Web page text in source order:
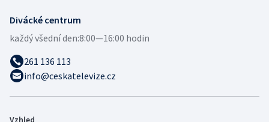
Divácké centrum
každý všední den:8:00—16:00 hodin
261 136 113
info@ceskatelevize.cz
Vzhled